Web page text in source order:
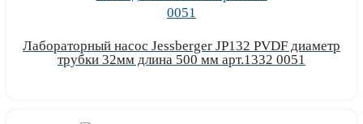
Лабораторный насос Jessberger JP132 PVDF диаметр
трубки 32мм длина 500 мм арт.1332 0051